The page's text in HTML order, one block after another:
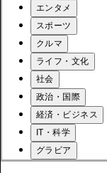
エンタメ
スポーツ
クルマ
ライフ・文化
社会
政治・国際
経済・ビジネス
IT・科学
グラビア